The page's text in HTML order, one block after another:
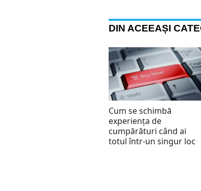
DIN ACEEAȘI
Cum se schimbă
experiența de
cumpărături când ai
totul într-un singur loc